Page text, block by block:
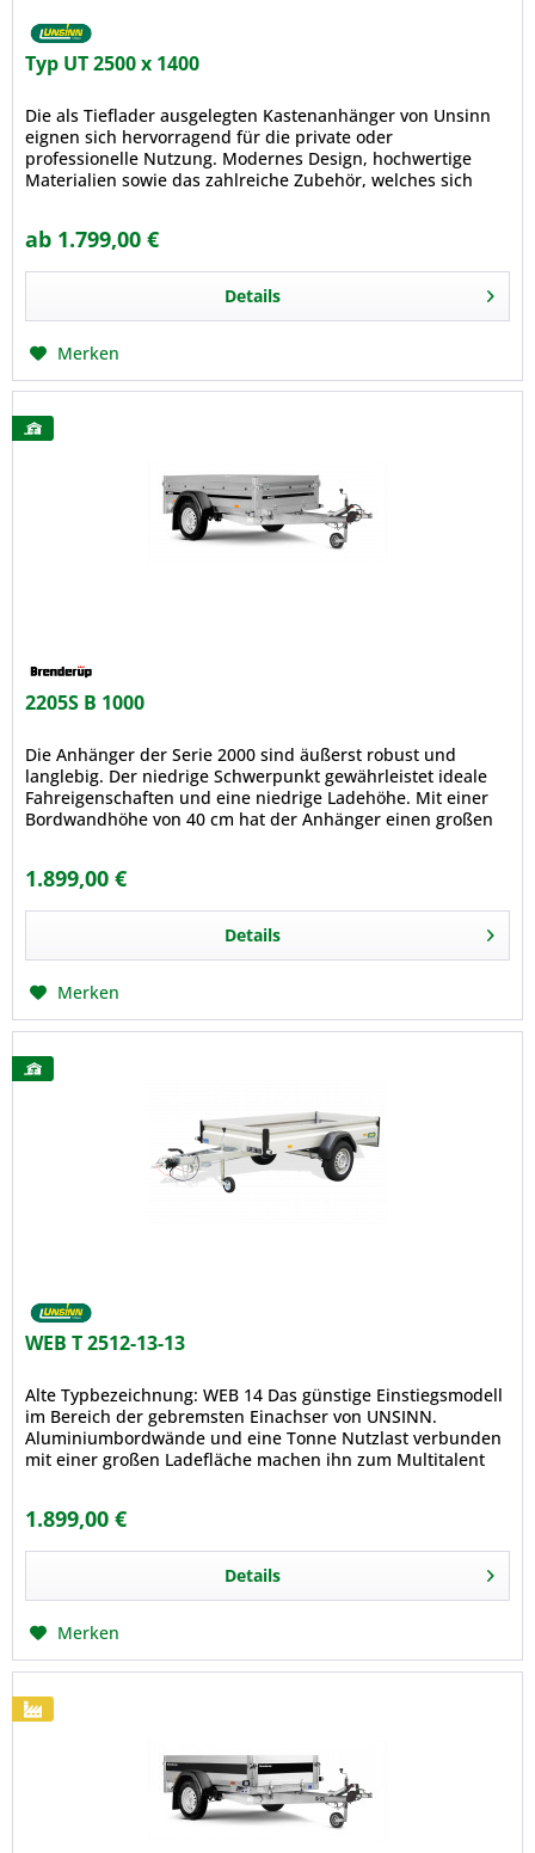
Typ UT 2500 x 1400
Die als Tieflader ausgelegten Kastenanhänger von Unsinn
eignen sich hervorragend für die private oder
professionelle Nutzung. Modernes Design, hochwertige
Materialien sowie das zahlreiche Zubehör, welches sich
ab 1.799,00 €
Details
Merken
2205S B 1000
Die Anhänger der Serie 2000 sind äußerst robust und
langlebig. Der niedrige Schwerpunkt gewährleistet ideale
Fahreigenschaften und eine niedrige Ladehöhe. Mit einer
Bordwandhöhe von 40 cm hat der Anhänger einen großen
1.899,00 €
Details
Merken
WEB T 2512-13-13
Alte Typbezeichnung: WEB 14 Das günstige Einstiegsmodell
im Bereich der gebremsten Einachser von UNSINN.
Aluminiumbordwände und eine Tonne Nutzlast verbunden
mit einer großen Ladefläche machen ihn zum Multitalent
1.899,00 €
Details
Merken